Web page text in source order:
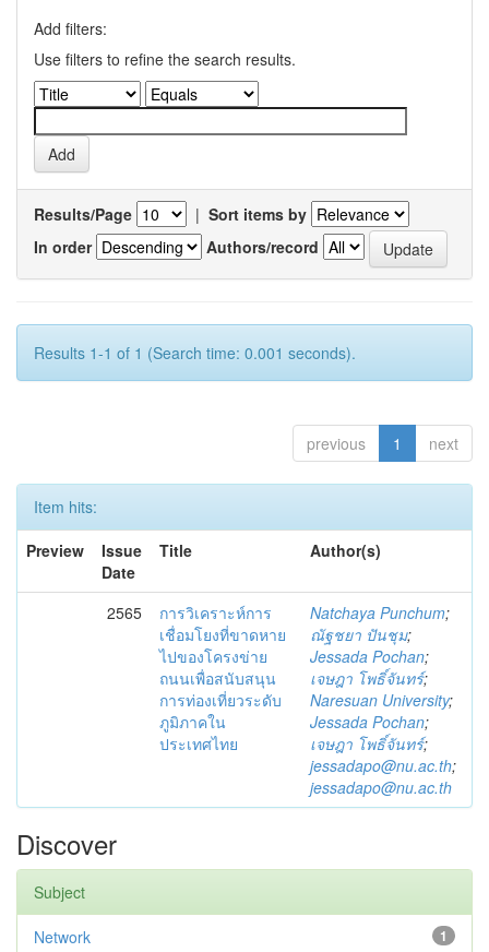
Add filters:
Use filters to refine the search results.
Results/Page | Sort items by
In order
Authors/record
Results 1-1 of 1 (Search time: 0.001 seconds).
previous 1 next
Item hits:
Preview
Issue
Date
Title Author(s)
2565
การวิเคราะห์การ
เชื่อมโยงที่ขาดหาย
ไปของโครงข่าย
ถนนเพื่อสนับสนุน
การท่องเที่ยวระดับ
ภูมิภาคใน
ประเทศไทย
Natchaya Punchum;
ณัฐชยา ปันชุม;
Jessada Pochan;
เจษฎา โพธิ์จันทร์;
Naresuan University;
Jessada Pochan;
เจษฎา โพธิ์จันทร์;
jessadapo@nu.ac.th;
jessadapo@nu.ac.th
Discover
Subject
1
Network